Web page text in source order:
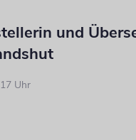
und
Uhr